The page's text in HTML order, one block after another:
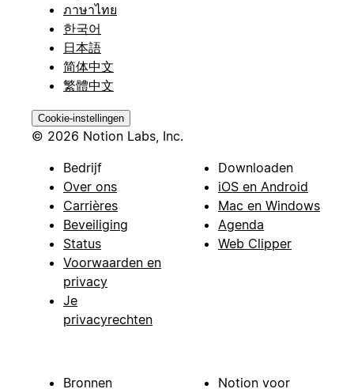
ภาษาไทย
한국어
日本語
简体中文
繁體中文
Cookie-instellingen
© 2026 Notion Labs, Inc.
Bedrijf
Over ons
Carrières
Beveiliging
Status
Voorwaarden en
privacy
Je
privacyrechten
Downloaden
iOS en Android
Mac en Windows
Agenda
Web Clipper
Bronnen Notion voor